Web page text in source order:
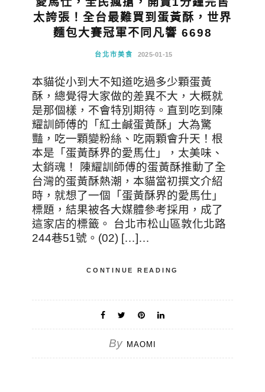
太誇張！全台最難買到蛋黃酥，世界
麵包大賽冠軍不同凡響 6698
台北市美食 2025-01-15
本貓從小到大不知道吃過多少顆蛋黃
酥，總覺得大家做的差異不大，大概就
是那個樣，不會特別期待。直到吃到陳
耀訓師傅的「紅土鹹蛋黃酥」大為驚
豔，吃一顆變粉絲、吃兩顆會升天！根
本是「蛋黃酥界的愛馬仕」，太美味、
太銷魂！ 陳耀訓師傅的蛋黃酥推動了全
台灣的蛋黃酥熱潮，本貓當初撰文介紹
時，就想了一個「蛋黃酥界的愛馬仕」
標題，結果被各大媒體參考採用，成了
這家店的標籤。 台北市松山區敦化北路
244巷51號。(02) […]…
CONTINUE READING
By MAOMI